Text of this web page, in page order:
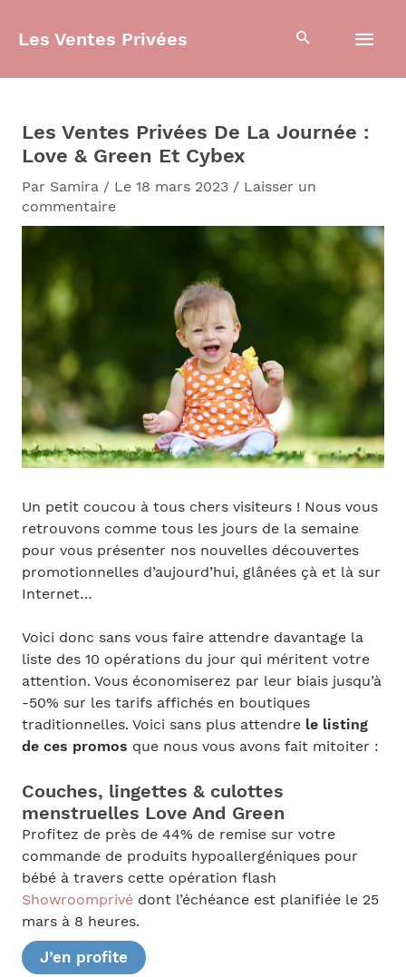
Les Ventes Privées
Les Ventes Privées De La Journée :
Love & Green Et Cybex
Par Samira / Le 18 mars 2023 / Laisser un
commentaire
Un petit coucou à tous chers visiteurs ! Nous vous
retrouvons comme tous les jours de la semaine
pour vous présenter nos nouvelles découvertes
promotionnelles d’aujourd’hui, glânées çà et là sur
Internet…
Voici donc sans vous faire attendre davantage la
liste des 10 opérations du jour qui méritent votre
attention. Vous économiserez par leur biais jusqu’à
-50% sur les tarifs affichés en boutiques
traditionnelles. Voici sans plus attendre le listing
de ces promos que nous vous avons fait mitoiter :
Couches, lingettes & culottes
menstruelles Love And Green
Profitez de près de 44% de remise sur votre
commande de produits hypoallergéniques pour
bébé à travers cette opération flash
Showroomprivédont l’échéance est planifiée le 25
mars à 8 heures.
J’en profite